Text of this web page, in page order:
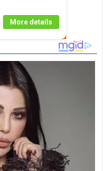
More details